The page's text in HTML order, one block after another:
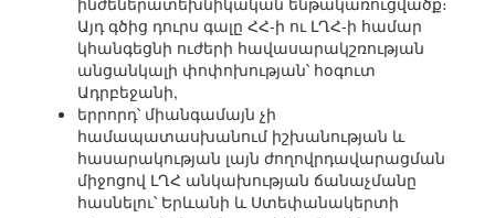
Այդ գծից դուրս գալը ՀՀ-ի ու ԼՂՀ-ի համար
կհանգեցնի ուժերի հավասարակշռության
անցանկալի փոփոխության՝ հօգուտ
Ադրբեջանի,
երրորդ՝ միանգամայն չի
համապատասխանում իշխանության և
հասարակության լայն ժողովրդավարացման
միջոցով ԼՂՀ անկախության ճանաչմանը
հասնելու՝ Երևանի և Ստեփանակերտի